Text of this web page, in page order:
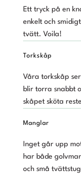
Ett tryck på en
enkelt och
tvätt. Voila!
Torkskåp
Våra torkskåp
blir torra snabbt
skåpet sköta
Manglar
Inget går upp
har både
och små